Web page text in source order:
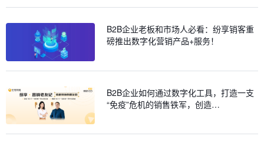
B2B企业老板和市场人必看：纷享销客重
磅推出数字化营销产品+服务！
B2B企业如何通过数字化工具，打造一支
“免疫”危机的销售铁军，创造…